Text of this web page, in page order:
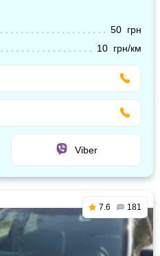
50 грн
10 грн/км
Viber
7.6 181